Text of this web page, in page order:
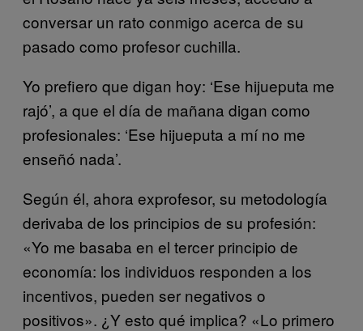
conversar un rato conmigo acerca de su
pasado como profesor cuchilla.
Yo prefiero que digan hoy: ‘Ese hijueputa me
rajó’, a que el día de mañana digan como
profesionales: ‘Ese hijueputa a mí no me
enseñó nada’.
Según él, ahora exprofesor, su metodología
derivaba de los principios de su profesión:
«Yo me basaba en el tercer principio de
economía: los individuos responden a los
incentivos, pueden ser negativos o
positivos». ¿Y esto qué implica? «Lo primero